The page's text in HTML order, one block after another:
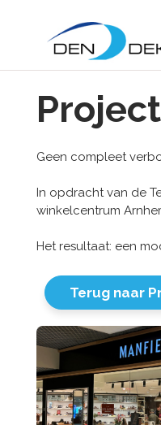
Geen compleet
In opdracht van de
winkelcentrum
Het resultaat: een
Terug naar